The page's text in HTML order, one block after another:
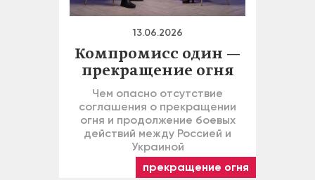
13.06.2026
Компромисс один —
прекращение огня
Чем опасно отсутствие
соглашения о прекращении
огня и продолжение боевых
действий между Россией и
Украиной
прекращение огня